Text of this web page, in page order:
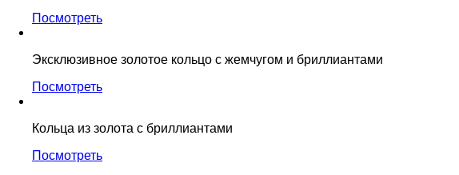
Посмотреть
Эксклюзивное золотое кольцо с жемчугом и бриллиантами
Посмотреть
Кольца из золота с бриллиантами
Посмотреть